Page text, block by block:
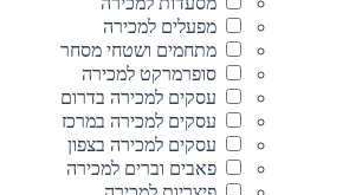
מפעלים למכירה
מתחמים ושטחי מסחר
סופרמרקט למכירה
עסקים למכירה בדרום
עסקים למכירה במרכז
עסקים למכירה בצפון
פאבים וברים למכירה